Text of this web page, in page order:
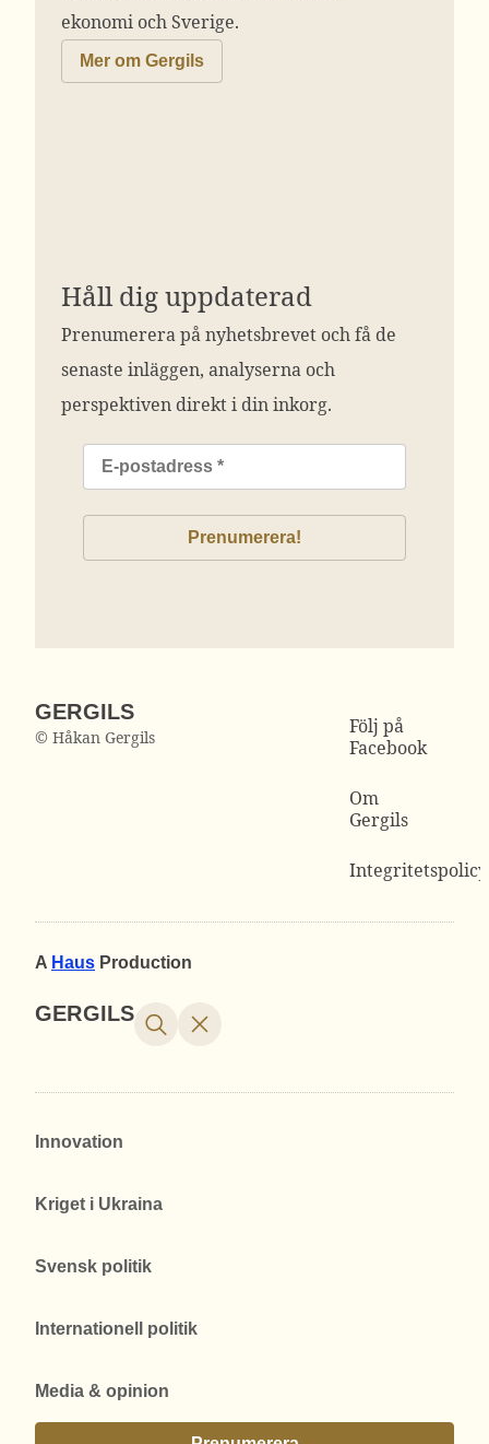
ekonomi och Sverige.
Mer om Gergils
Håll dig uppdaterad
Prenumerera på nyhetsbrevet och få de
senaste inläggen, analyserna och
perspektiven direkt i din inkorg.
GERGILS
© Håkan Gergils
Följ på
Facebook
Om
Gergils
Integritetspolicy
A Haus Production
GERGILS
Innovation
Kriget i Ukraina
Svensk politik
Internationell politik
Media & opinion